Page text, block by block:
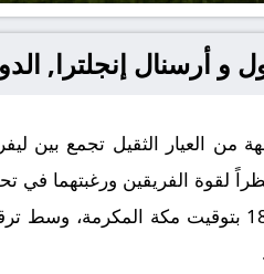
و أرسنال إنجلترا,
العيار الثقيل تجمع بين